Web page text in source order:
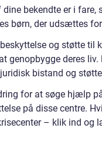
dine bekendte er i
børn, der udsættes
og støtte til
genopbygge deres
bistand og
for at søge hjælp
på disse centre.
– klik ind og